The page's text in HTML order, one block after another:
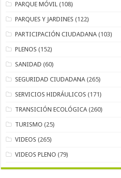
PARQUE MÓVIL (108)
PARQUES Y JARDINES (122)
PARTICIPACIÓN CIUDADANA (103)
PLENOS (152)
SANIDAD (60)
SEGURIDAD CIUDADANA (265)
SERVICIOS HIDRÁULICOS (171)
TRANSICIÓN ECOLÓGICA (260)
TURISMO (25)
VIDEOS (265)
VIDEOS PLENO (79)